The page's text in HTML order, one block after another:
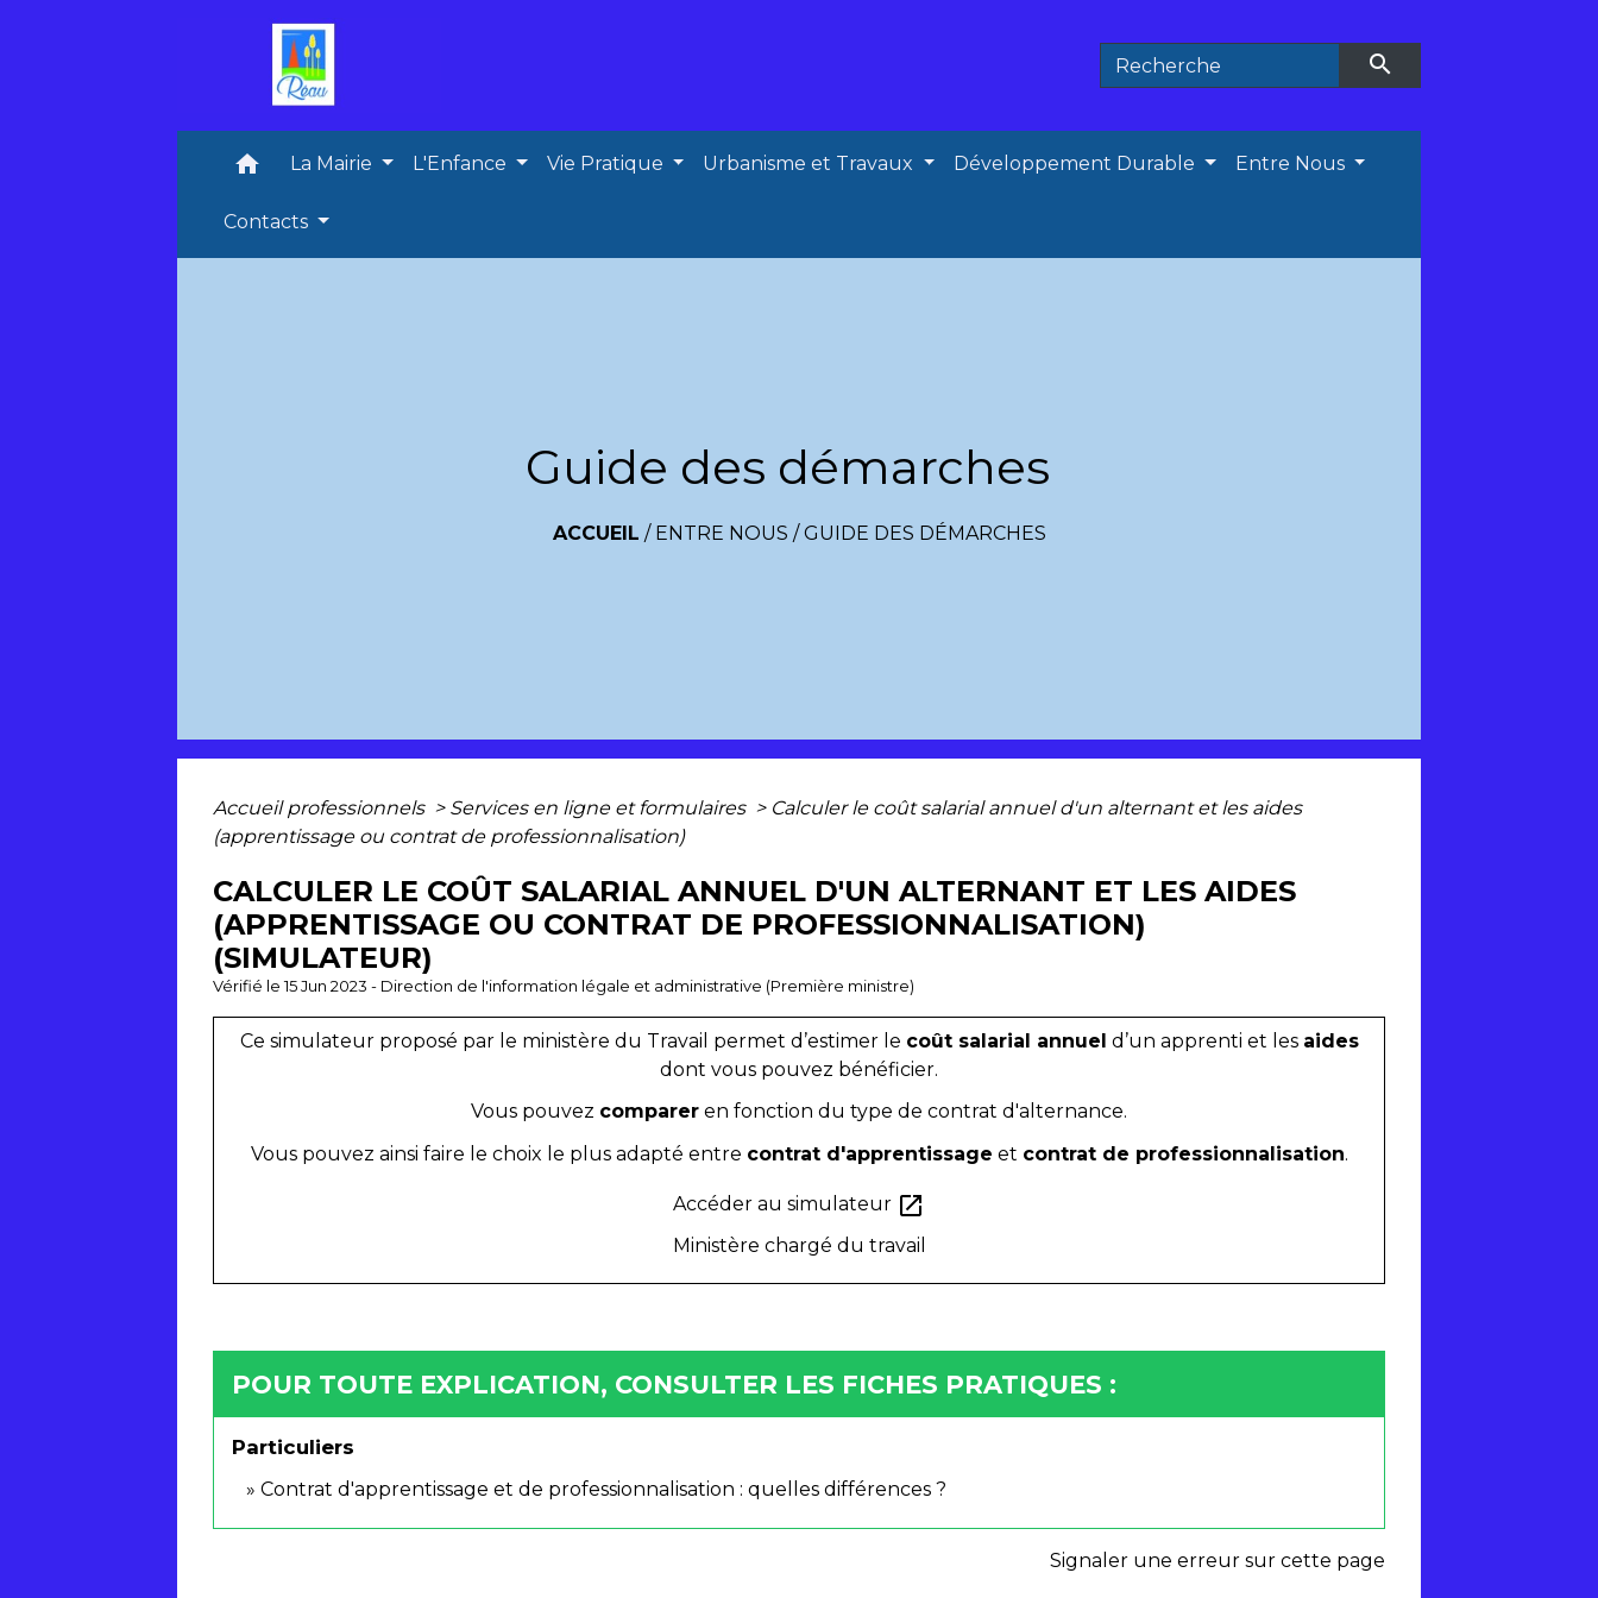
search
home La Mairie L'Enfance Vie Pratique Urbanisme et Travaux Développement Durable Entre Nous
Contacts
Guide des démarches
ACCUEIL / ENTRE NOUS /GUIDE DES DÉMARCHES
Accueil professionnels > Services en ligne et formulaires > Calculer le coût salarial annuel d'un alternant et les aides
(apprentissage ou contrat de professionnalisation)
CALCULER LE COÛT SALARIAL ANNUEL D'UN ALTERNANT ET LES AIDES
(APPRENTISSAGE OU CONTRAT DE PROFESSIONNALISATION)
(SIMULATEUR)
Vérifié le 15 Jun 2023 - Direction de l'information légale et administrative (Première ministre)
Ce simulateur proposé par le ministère du Travail permet d’estimer le coût salarial annuel d’un apprenti et les aides
dont vous pouvez bénéficier.
Vous pouvez comparer en fonction du type de contrat d'alternance.
Vous pouvez ainsi faire le choix le plus adapté entre contrat d'apprentissage et contrat de professionnalisation.
Accéder au simulateur open_in_new
Ministère chargé du travail
POUR TOUTE EXPLICATION, CONSULTER LES FICHES PRATIQUES :
Particuliers
Contrat d'apprentissage et de professionnalisation : quelles différences ?
Signaler une erreur sur cette page